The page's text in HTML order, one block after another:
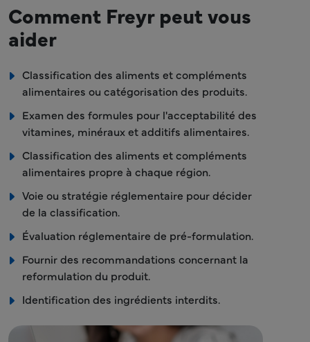
Comment Freyr peut vous
aider
Classification des aliments et compléments
alimentaires ou catégorisation des produits.
Examen des formules pour l'acceptabilité des
vitamines, minéraux et additifs alimentaires.
Classification des aliments et compléments
alimentaires propre à chaque région.
Voie ou stratégie réglementaire pour décider
de la classification.
Évaluation réglementaire de pré-formulation.
Fournir des recommandations concernant la
reformulation du produit.
Identification des ingrédients interdits.